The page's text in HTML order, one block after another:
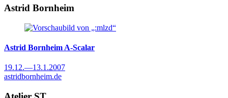
Astrid Bornheim
Astrid Bornheim A-Scalar
19.12.—13.1.2007
astridbornheim.de